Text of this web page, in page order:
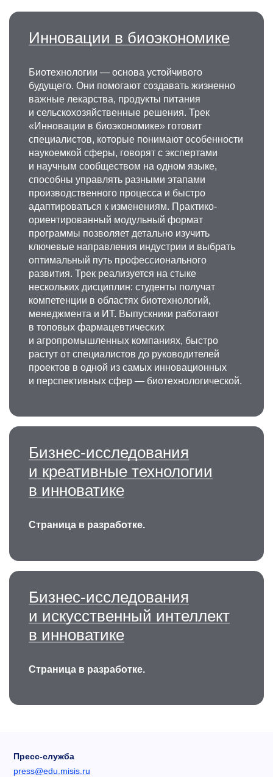
Инновации в биоэкономике
Биотехнологии — основа устойчивого
будущего. Они помогают создавать жизненно
важные лекарства, продукты питания
и сельскохозяйственные решения. Трек
«Инновации в биоэкономике» готовит
специалистов, которые понимают особенности
наукоемкой сферы, говорят с экспертами
и научным сообществом на одном языке,
способны управлять разными этапами
производственного процесса и быстро
адаптироваться к изменениям. Практико-
ориентированный модульный формат
программы позволяет детально изучить
ключевые направления индустрии и выбрать
оптимальный путь профессионального
развития. Трек реализуется на стыке
нескольких дисциплин: студенты получат
компетенции в областях биотехнологий,
менеджмента и ИТ. Выпускники работают
в топовых фармацевтических
и агропромышленных компаниях, быстро
растут от специалистов до руководителей
проектов в одной из самых инновационных
и перспективных сфер — биотехнологической.
Бизнес-исследования
и креативные технологии
в инноватике
Страница в разработке.
Бизнес-исследования
и искусственный интеллект
в инноватике
Страница в разработке.
Пресс-служба
press@edu.misis.ru